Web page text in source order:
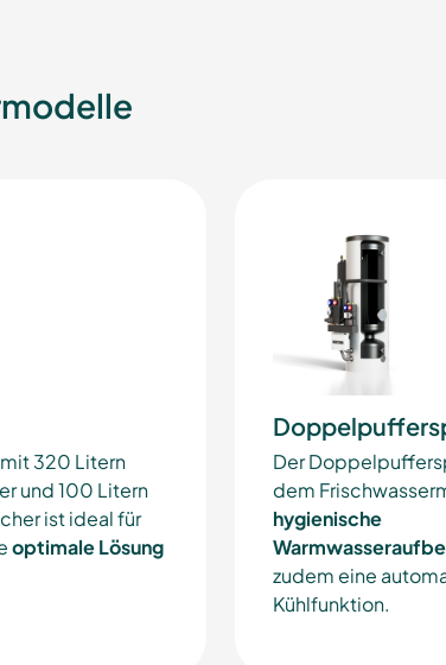
320 Litern
und 100 Litern
ist ideal für
optimale Lösung
Der
dem
hygienische
zudem eine
Kühlfunktion.